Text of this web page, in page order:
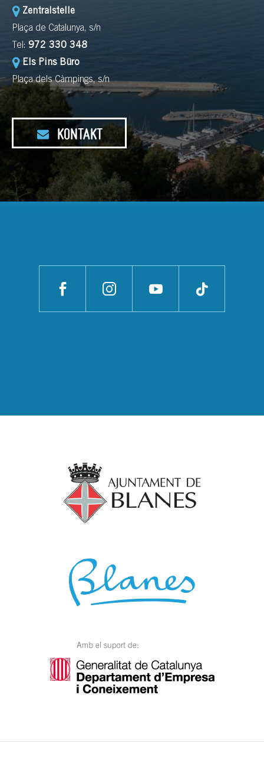
Zentralstelle
Plaça de Catalunya, s/n
Tel: 972 330 348
Els Pins Büro
Plaça dels Càmpings, s/n
KONTAKT